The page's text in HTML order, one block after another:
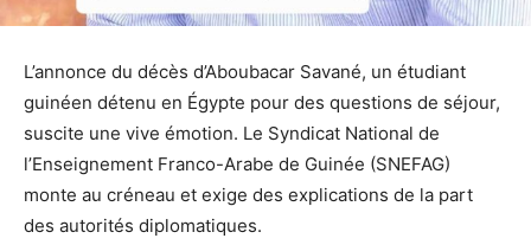
L’annonce du décès d’Aboubacar Savané, un étudiant
guinéen détenu en Égypte pour des questions de séjour,
suscite une vive émotion. Le Syndicat National de
l’Enseignement Franco-Arabe de Guinée (SNEFAG)
monte au créneau et exige des explications de la part
des autorités diplomatiques.